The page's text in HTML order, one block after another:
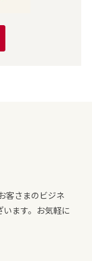
客さまのビジネ
います。お気軽に